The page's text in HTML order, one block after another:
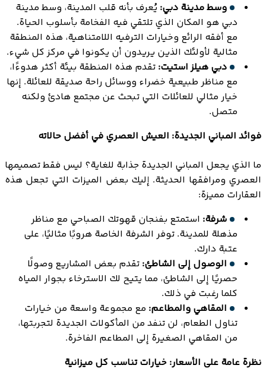
وسط مدينة دبي: يُعرف بأنه قلب المدينة، وسط مدينة
دبي هو المكان الذي تلتقي فيه الفخامة بأسلوب الحياة.
مع أفقه الرائع وخيارات الترفيه اللامتناهية، هذه المنطقة
مثالية لأولئك الذين يريدون أن يكونوا في مركز كل شيء.
دبي هيلز استيت: تقدم هذه المنطقة بيئة أكثر هدوءًا،
مع مناظر طبيعية خضراء ووسائل راحة صديقة للعائلة. إنها
خيار مثالي للعائلات التي تبحث عن مجتمع هادئ ولكنه
متصل.
فوائد المباني الجديدة: العيش العصري في أفضل حالاته
ما الذي يجعل المباني الجديدة جذابة للغاية؟ ليس فقط تصميمها
العصري ومرافقها الحديثة. إليك بعض الميزات التي تجعل هذه
العقارات مميزة:
شرفة: استمتع بفنجان قهوتك الصباحي مع مناظر
مذهلة للمدينة. توفر الشرفة الخاصة هروبًا مثاليًا، على
عتبة دارك.
الوصول إلى الشاطئ: تقدم بعض المشاريع وصولًا
حصريًا إلى الشاطئ، مما يتيح لك الاسترخاء بجوار المياه
كلما رغبت في ذلك.
المقاهي والمطاعم: مع مجموعة واسعة من خيارات
تناول الطعام، لن تنفد من المأكولات الجديدة لتجربتها،
من المقاهي الصغيرة إلى المطاعم الفاخرة.
نظرة عامة على الأسعار: خيارات تناسب كل ميزانية